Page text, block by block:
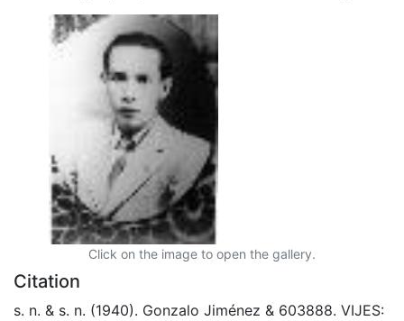
Click on the image to open the gallery.
Citation
s. n. & s. n. (1940). Gonzalo Jiménez & 603888. VIJES: